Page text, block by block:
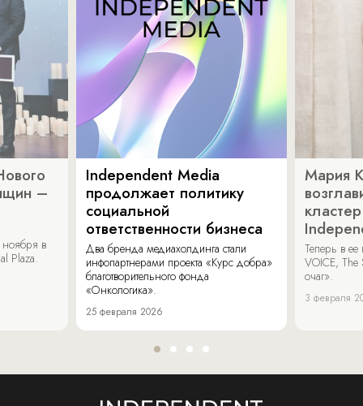
–
ноября в
Plaza.
Independent Media
продолжает политику
социальной
ответственности бизнеса
Два бренда медиахолдинга стали
инфопартнерами проекта «Курс добра»
благотворительного фонда
«Онкологика».
25 февраля 2026
Мария
Теперь в
VOICE,
очаг».
3 февраля